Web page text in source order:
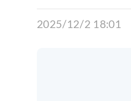
2025/12/2 18:01